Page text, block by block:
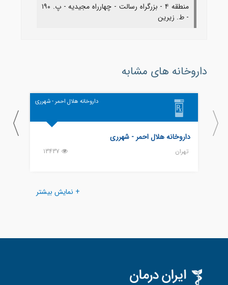
منطقه ۴ - بزرگراه رسالت - چهارراه مجیدیه - پ. ۱۹۰
- ط. زیرین
داروخانه های مشابه
داروخانه هلال احمر - شهرری
داروخانه هلال احمر - شهرری
تهران 13437
+ نمایش بیشتر